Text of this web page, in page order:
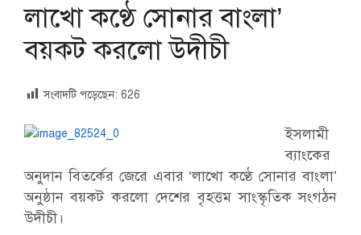
লাখো কণ্ঠে সোনার বাংলা’
বয়কট করলো উদীচী
সংবাদটি পড়েছেন: 626
ইসলামী
ব্যাংকের
অনুদান বিতর্কের জেরে এবার ‘লাখো কণ্ঠে সোনার বাংলা’
অনুষ্ঠান বয়কট করলো দেশের বৃহত্তম সাংস্কৃতিক সংগঠন
উদীচী।